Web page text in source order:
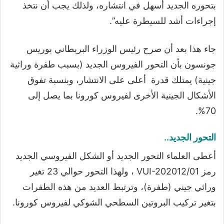
بتحوره الجديد أسهل في انتشاره، ولذلك يجب أن نتخذ
إجراءات أشد للسيطرة عليه”.
جاء هذا بعد أن صرح رئيس الوزراء البريطاني بوريس
جونسون بأن التحور الفيروس الجديد (بسبب طفرة وراثية
جينية) يمتلك قدرة أعلى على الانتشار، وبنسبة تفوق
الأشكال الجينية الأخرى لفيروس كورونا بما يصل إلى
70%.
التحور الجديد..
أعطى العلماء التحور الجديد أو الشكل الفيروسي الجديد
رمز VUI-202012/01 ، ولهذا التحور حوالي 23 تغير
وراثي جيني (طفرة)، وترتبط العديد من هذه الطفرات
بتغير تركيب البروتين السطحي الشوكي لفيروس كورونا.